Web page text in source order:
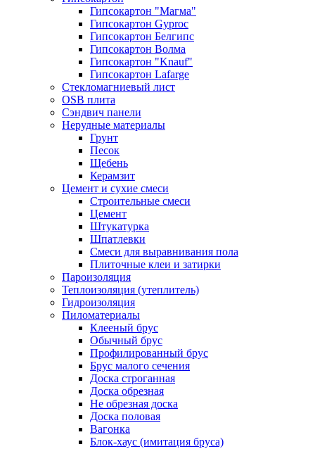
Гипсокартон "Магма"
Гипсокартон Gyproc
Гипсокартон Белгипс
Гипсокартон Волма
Гипсокартон "Knauf"
Гипсокартон Lafarge
Стекломагниевый лист
OSB плита
Сэндвич панели
Нерудные материалы
Грунт
Песок
Щебень
Керамзит
Цемент и сухие смеси
Строительные смеси
Цемент
Штукатурка
Шпатлевки
Смеси для выравнивания пола
Плиточные клеи и затирки
Пароизоляция
Теплоизоляция (утеплитель)
Гидроизоляция
Пиломатериалы
Клееный брус
Обычный брус
Профилированный брус
Брус малого сечения
Доска строганная
Доска обрезная
Не обрезная доска
Доска половая
Вагонка
Блок-хаус (имитация бруса)